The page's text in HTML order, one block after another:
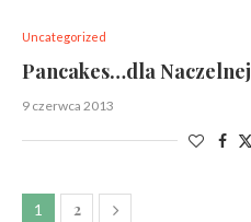
Uncategorized
Pancakes…dla Naczelnej
9 czerwca 2013
1 2